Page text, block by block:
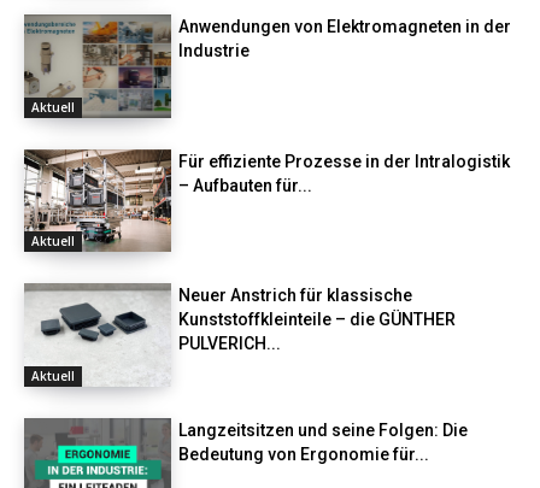
Aktuell
Anwendungen von Elektromagneten in der
Industrie
Aktuell
Für effiziente Prozesse in der Intralogistik
– Aufbauten für...
Aktuell
Neuer Anstrich für klassische
Kunststoffkleinteile – die GÜNTHER
PULVERICH...
Langzeitsitzen und seine Folgen: Die
Bedeutung von Ergonomie für...